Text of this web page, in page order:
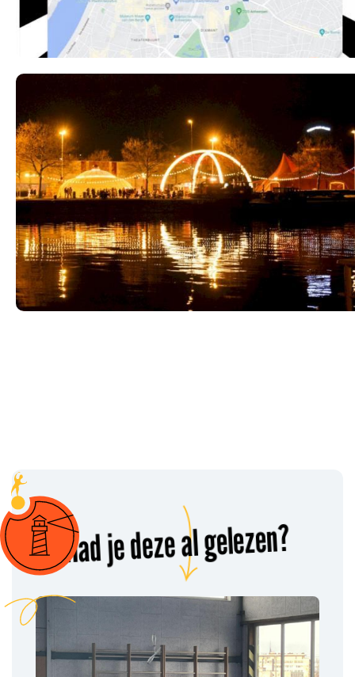
Had je deze al gelezen?